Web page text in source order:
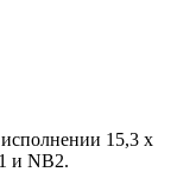
15,3 х
и NB2.